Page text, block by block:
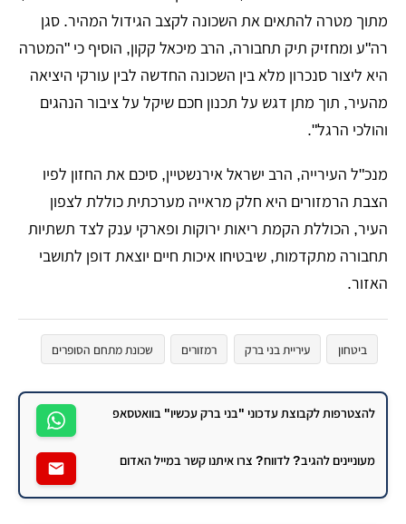
מתוך מטרה להתאים את השכונה לקצב הגידול המהיר. סגן
רה"ע ומחזיק תיק תחבורה, הרב מיכאל קקון, הוסיף כי "המטרה
היא ליצור סנכרון מלא בין השכונה החדשה לבין עורקי היציאה
מהעיר, תוך מתן דגש על תכנון חכם שיקל על ציבור הנהגים
והולכי הרגל".
​מנכ"ל העירייה, הרב ישראל אירנשטיין, סיכם את החזון לפיו
הצבת הרמזורים היא חלק מראייה מערכתית כוללת לצפון
העיר, הכוללת הקמת ריאות ירוקות ופארקי ענק לצד תשתיות
תחבורה מתקדמות, שיבטיחו איכות חיים יוצאת דופן לתושבי
האזור.
ביטחון עיריית בני ברק רמזורים שכונת מתחם הסופרים
להצטרפות לקבוצת עדכוני "בני ברק עכשיו" בוואטסאפ
מעוניינים להגיב? לדווח? צרו איתנו קשר במייל האדום